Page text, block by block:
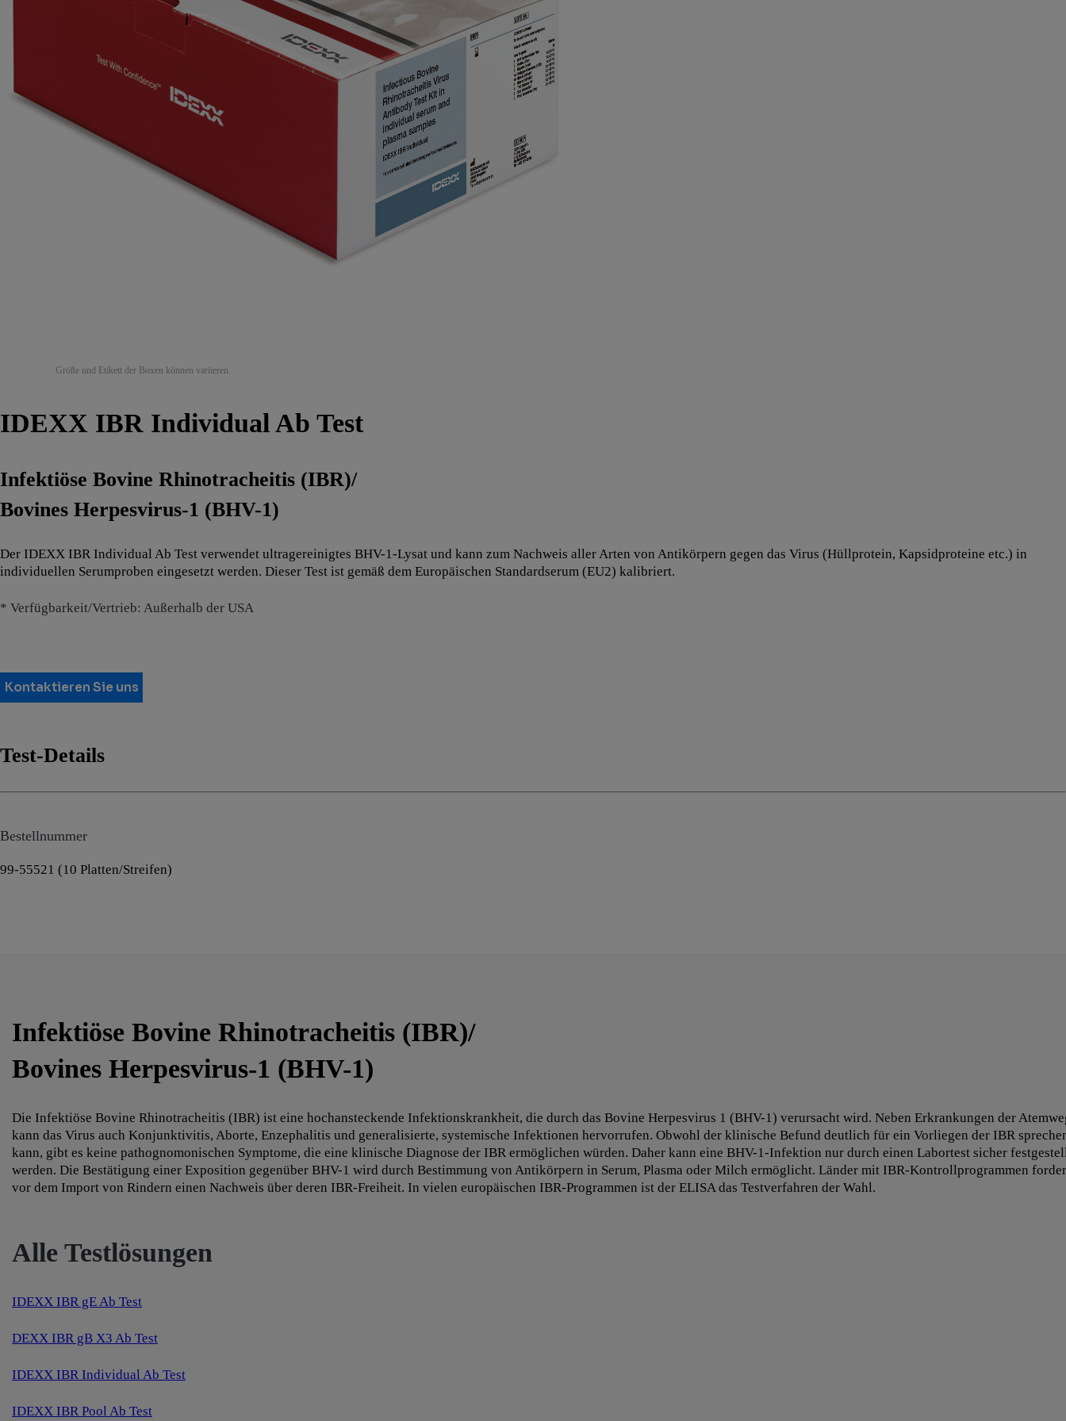
Größe und Etikett der Boxen können variieren.
IDEXX IBR Individual Ab Test
Infektiöse Bovine Rhinotracheitis (IBR)/
Bovines Herpesvirus-1 (BHV-1)
Der IDEXX IBR Individual Ab Test verwendet ultragereinigtes BHV-1-Lysat und kann zum Nachweis aller Arten von Antikörpern gegen das Virus (Hüllprotein, Kapsidproteine etc.) in
individuellen Serumproben eingesetzt werden. Dieser Test ist gemäß dem Europäischen Standardserum (EU2) kalibriert.
* Verfügbarkeit/Vertrieb: Außerhalb der USA
Kontaktieren Sie uns
Test-Details
Bestellnummer
99-55521 (10 Platten/Streifen)
Infektiöse Bovine Rhinotracheitis (IBR)/
Bovines Herpesvirus-1 (BHV-1)
Die Infektiöse Bovine Rhinotracheitis (IBR) ist eine hochansteckende Infektionskrankheit, die durch das Bovine Herpesvirus 1 (BHV-1) verursacht wird. Neben Erkrankungen der
kann das Virus auch Konjunktivitis, Aborte, Enzephalitis und generalisierte, systemische Infektionen hervorrufen. Obwohl der klinische Befund deutlich für ein Vorliegen der IBR
kann, gibt es keine pathognomonischen Symptome, die eine klinische Diagnose der IBR ermöglichen würden. Daher kann eine BHV-1-Infektion nur durch einen Labortest sicher
werden. Die Bestätigung einer Exposition gegenüber BHV-1 wird durch Bestimmung von Antikörpern in Serum, Plasma oder Milch ermöglicht. Länder mit IBR-Kontrollprogrammen
vor dem Import von Rindern einen Nachweis über deren IBR-Freiheit. In vielen europäischen IBR-Programmen ist der ELISA das Testverfahren der Wahl.
Alle Testlösungen
IDEXX IBR gE Ab Test
DEXX IBR gB X3 Ab Test
IDEXX IBR Individual Ab Test
IDEXX IBR Pool Ab Test